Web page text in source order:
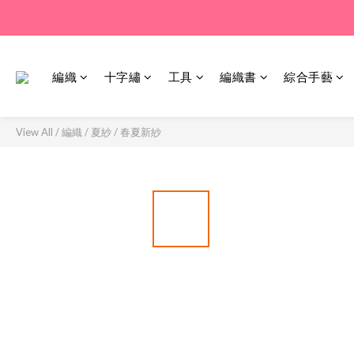
編織 十字繡 工具 編織書 綜合手藝
View All /編織 / 夏紗/春夏新紗